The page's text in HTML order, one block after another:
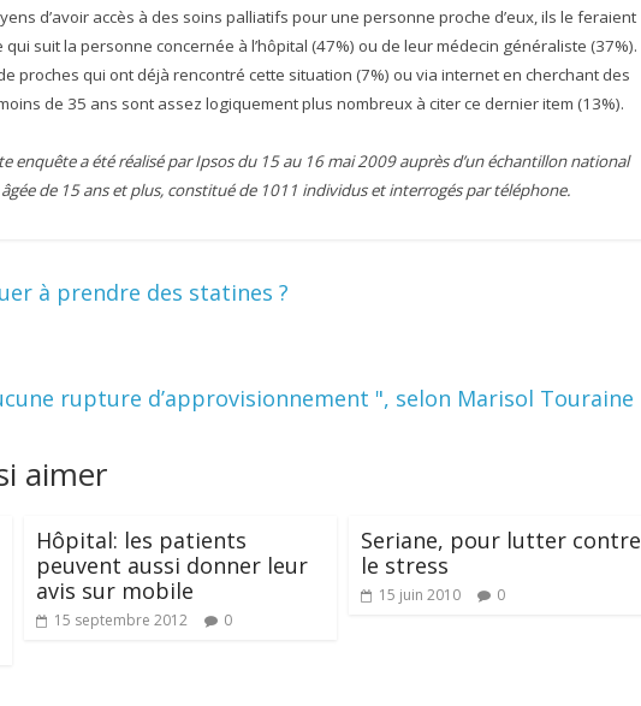
d’avoir accès à des soins palliatifs pour une personne proche d’eux, ils le feraient
suit la personne concernée à l’hôpital (47%) ou de leur médecin généraliste (37%).
proches qui ont déjà rencontré cette situation (7%) ou via internet en cherchant des
de 35 ans sont assez logiquement plus nombreux à citer ce dernier item (13%).
enquête a été réalisé par Ipsos du 15 au 16 mai 2009 auprès d’un échantillon national
de 15 ans et plus, constitué de 1011 individus et interrogés par téléphone.
à prendre des statines ?
rupture d’approvisionnement ", selon Marisol Touraine
aimer
Hôpital: les patients
peuvent aussi donner leur
avis sur mobile
15 septembre 2012 0
Seriane, pour lutter contre
le stress
15 juin 2010 0